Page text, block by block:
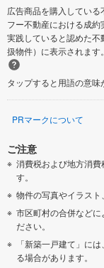
広告商品を購入してい
フー不動産における成
実践していると認めた
扱物件）に表示されます。
タップすると用語の意味
PRマークについて
ご注意
消費税および地方消
す。
物件の写真やイラスト
市区町村の合併など
ださい。
「新築一戸建て」に
る場合があります。